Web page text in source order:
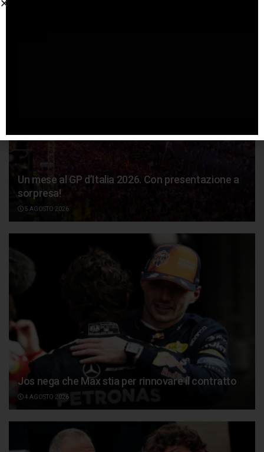
Un mese al GP d’Italia 2026. Con presentazione a
sorpresa!
5 AGOSTO 2026
Jos nega che Max stia per rinnovare il contratto
4 AGOSTO 2026